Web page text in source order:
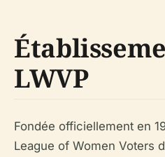
LWVP
Fondée officiellement en
League of Women Voters